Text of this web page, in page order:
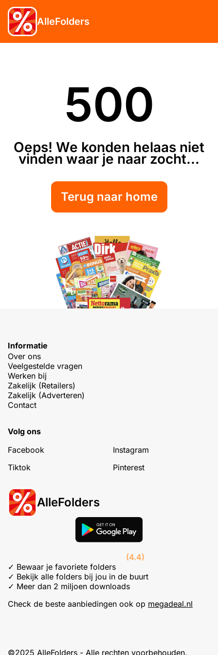
AlleFolders
500
Oeps! We konden helaas niet
vinden waar je naar zocht...
Terug naar home
Informatie
Over ons
Veelgestelde vragen
Werken bij
Zakelijk (Retailers)
Zakelijk (Adverteren)
Contact
Volg ons
Facebook
Instagram
Tiktok
Pinterest
AlleFolders
(4.4)
✓ Bewaar je favoriete folders
✓ Bekijk alle folders bij jou in de buurt
✓ Meer dan 2 miljoen downloads
Check de beste aanbiedingen ook op megadeal.nl
©2025 AlleFolders - Alle rechten voorbehouden.